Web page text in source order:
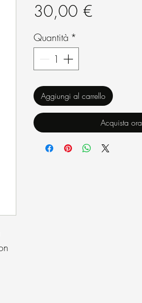
30,00 €
Quantità *
Aggiungi al carrello
Acquista ora